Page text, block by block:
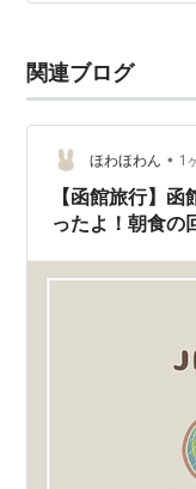
関連ブログ
ほわほわん • 1
【函館旅行】
ったよ！朝食の